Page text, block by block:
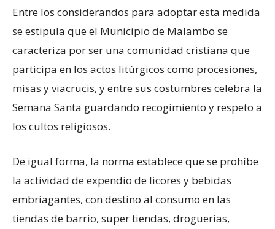
Entre los considerandos para adoptar esta medida
se estipula que el Municipio de Malambo se
caracteriza por ser una comunidad cristiana que
participa en los actos litúrgicos como procesiones,
misas y viacrucis, y entre sus costumbres celebra la
Semana Santa guardando recogimiento y respeto a
los cultos religiosos.
De igual forma, la norma establece que se prohíbe
la actividad de expendio de licores y bebidas
embriagantes, con destino al consumo en las
tiendas de barrio, super tiendas, droguerías,